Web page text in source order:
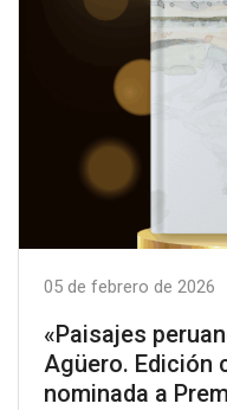
05 de febrero de 2026
«Paisajes
Agüero. Edición
nominada a